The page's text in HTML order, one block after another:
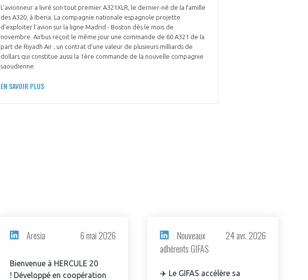
L’avionneur a livré son tout premier A321XLR, le dernier-né de la famille
des A320, à Iberia. La compagnie nationale espagnole projette
d’exploiter l’avion sur la ligne Madrid - Boston dès le mois de
novembre. Airbus reçoit le même jour une commande de 60 A321 de la
part de Riyadh Air ; un contrat d'une valeur de plusieurs milliards de
dollars qui constitue aussi la 1ère commande de la nouvelle compagnie
saoudienne.
EN SAVOIR PLUS
Aresia 6 mai 2026
Bienvenue à HERCULE 20
! Développé en coopération
Nouveaux
adhérents GIFAS
24 avr. 2026
✈️ Le GIFAS accélère sa